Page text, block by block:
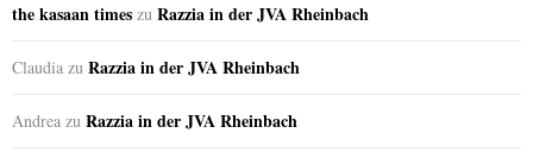
the kasaan times zu Razzia in der JVA Rheinbach
Claudia zu Razzia in der JVA Rheinbach
Andrea zu Razzia in der JVA Rheinbach